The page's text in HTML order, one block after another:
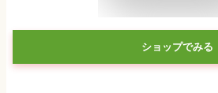
ショップでみる